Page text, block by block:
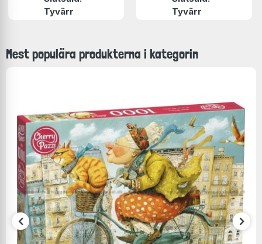
Tyvärr
Tyvärr
Mest populära produkterna i kategorin